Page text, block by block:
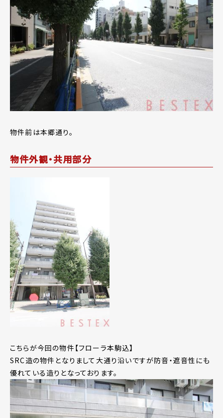
物件前は本郷通り。
物件外観・共用部分
こちらが今回の物件【フローラ本駒込】
SRC造の物件となりまして大通り沿いですが防音・遮音性にも
優れている造りとなっております。